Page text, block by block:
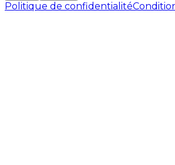
Politique de confidentialité